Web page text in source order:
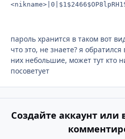
пароль хранится в таком вот
что это, не знаете? я
них небольшие, может тут кто
посоветует
Создайте аккаунт или